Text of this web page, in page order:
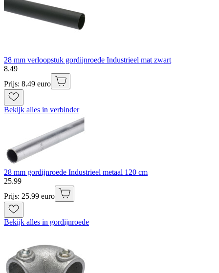
28 mm verloopstuk gordijnroede Industrieel mat zwart
8.49
Prijs: 8.49 euro
Bekijk alles in verbinder
28 mm gordijnroede Industrieel metaal 120 cm
25.99
Prijs: 25.99 euro
Bekijk alles in gordijnroede